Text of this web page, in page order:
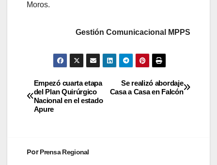
Moros.
Gestión Comunicacional MPPS
Se realizó abordaje
Casa a Casa en Falcón
Empezó cuarta etapa
del Plan Quirúrgico
Nacional en el estado
Apure
PorPrensa Regional